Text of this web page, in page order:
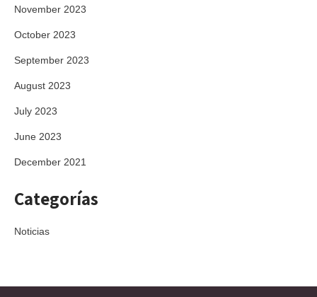
November 2023
October 2023
September 2023
August 2023
July 2023
June 2023
December 2021
Categorías
Noticias